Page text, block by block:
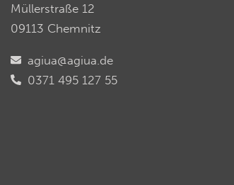
Müllerstraße 12
09113 Chemnitz
agiua@agiua.de
0371 495 127 55